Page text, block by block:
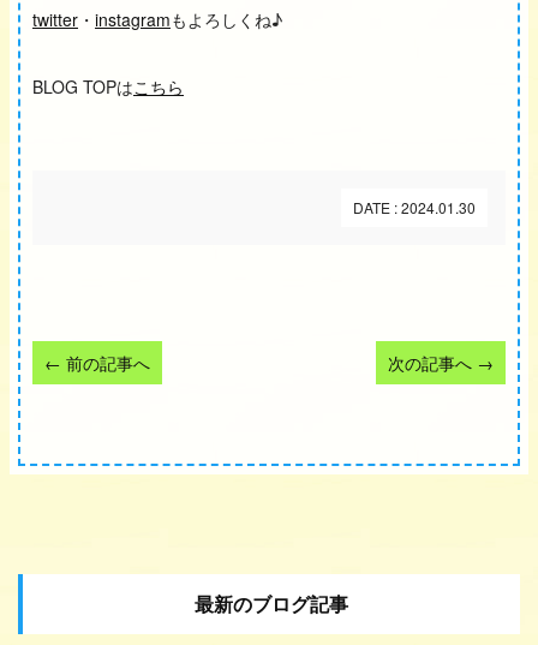
twitter ・ instagramもよろしくね♪
BLOG TOPはこちら
DATE : 2024.01.30
← 前の記事へ 次の記事へ →
最新のブログ記事